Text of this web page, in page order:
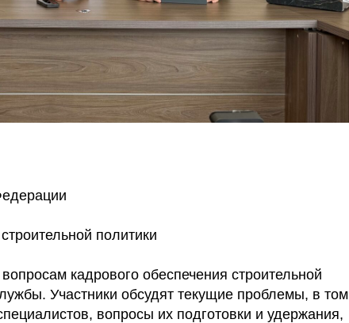
политики
кадрового обеспечения строительной
Участники обсудят текущие проблемы, в том
вопросы их подготовки и удержания,